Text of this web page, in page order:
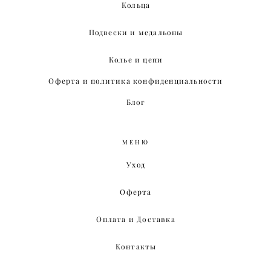
Кольца
Подвески и медальоны
Колье и цепи
Оферта и политика конфиденциальности
Блог
МЕНЮ
Уход
Оферта
Оплата и Доставка
Контакты